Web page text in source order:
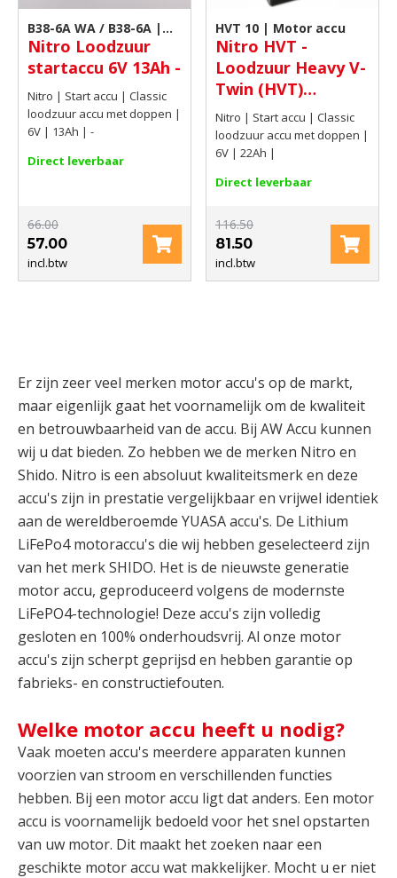
B38-6A WA / B38-6A |
Motor accu
Nitro Loodzuur
startaccu 6V 13Ah -
Nitro | Start accu | Classic
loodzuur accu met doppen |
6V | 13Ah | -
Direct leverbaar
66.00
57.00
incl.btw
HVT 10 | Motor accu
Nitro HVT -
Loodzuur Heavy V-
Twin (HVT)
motoraccu 6V 22Ah
Nitro | Start accu | Classic
loodzuur accu met doppen |
6V | 22Ah |
Direct leverbaar
116.50
81.50
incl.btw
Er zijn zeer veel merken motor accu's op de markt,
maar eigenlijk gaat het voornamelijk om de kwaliteit
en betrouwbaarheid van de accu. Bij AW Accu kunnen
wij u dat bieden. Zo hebben we de merken Nitro en
Shido. Nitro is een absoluut kwaliteitsmerk en deze
accu's zijn in prestatie vergelijkbaar en vrijwel identiek
aan de wereldberoemde YUASA accu's. De Lithium
LiFePo4 motoraccu's die wij hebben geselecteerd zijn
van het merk SHIDO. Het is de nieuwste generatie
motor accu, geproduceerd volgens de modernste
LiFePO4-technologie! Deze accu's zijn volledig
gesloten en 100% onderhoudsvrij. Al onze motor
accu's zijn scherpt geprijsd en hebben garantie op
fabrieks- en constructiefouten.
Welke motor accu heeft u nodig?
Vaak moeten accu's meerdere apparaten kunnen
voorzien van stroom en verschillenden functies
hebben. Bij een motor accu ligt dat anders. Een motor
accu is voornamelijk bedoeld voor het snel opstarten
van uw motor. Dit maakt het zoeken naar een
geschikte motor accu wat makkelijker. Mocht u er niet